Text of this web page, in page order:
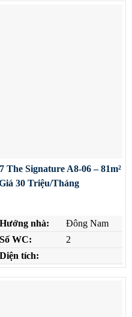
Signature A8-06 – 81m²
30 Triệu/Tháng
Hướng nhà:
Đông Nam
Số WC:
2
Diện tích: